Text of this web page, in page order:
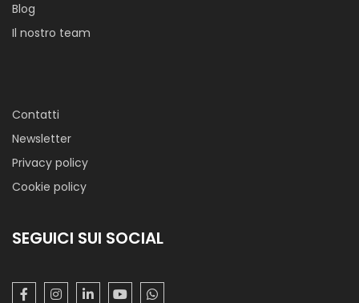
Tessuto morbido compatto e brillante dalla mano fresca,
Adatto per camiceria
Blog
Il nostro team
Contatti
Newsletter
Privacy policy
Cookie policy
SEGUICI SUI SOCIAL